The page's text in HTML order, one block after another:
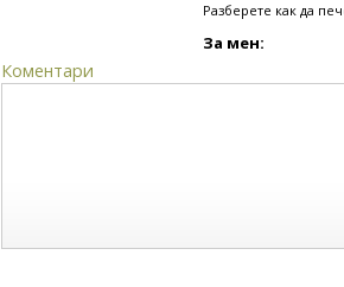
Разберете как да
За мен:
Коментари